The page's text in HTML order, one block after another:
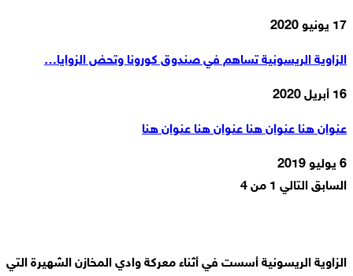
17 يونيو 2020
الزاوية الريسونية تساهم في صندوق كورونا وتحض الزوايا…
16 أبريل 2020
عنوان هنا عنوان هنا عنوان هنا عنوان هنا
6 يوليو 2019
السابق التالي 1 من 4
الزاوية الريسونية أسست في أثناء معركة وادي المخازن الشهيرة التي